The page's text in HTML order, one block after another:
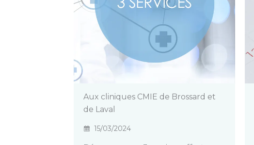
Aux cliniques CMIE de Brossard et
de Laval
15/03/2024